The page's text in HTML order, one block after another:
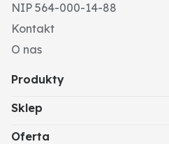
NIP 564-000-14-88
Kontakt
O nas
Produkty
Sklep
Oferta